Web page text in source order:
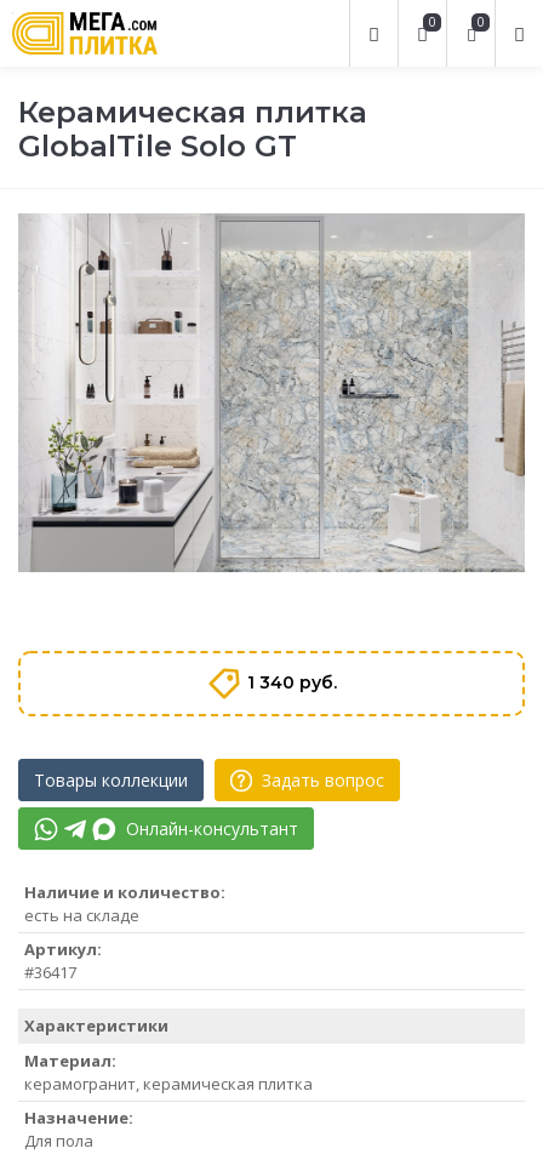
0
0
Керамическая плитка
GlobalTile Solo GT
1 340 руб.
Товары коллекции Задать вопрос
Онлайн-консультант
Наличие и количество:
есть на складе
Артикул:
#36417
Характеристики
Материал:
керамогранит, керамическая плитка
Назначение:
Для пола